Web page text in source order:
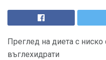
Преглед на диета с
въглехидрати